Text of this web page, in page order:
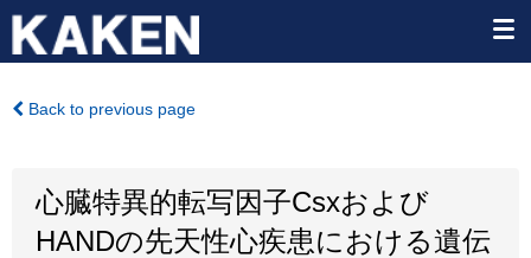
Back to previous page
心臓特異的転写因子Csxおよび
HANDの先天性心疾患における遺伝